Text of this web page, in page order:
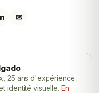
✉
25 ans d'expérience
identité visuelle. En